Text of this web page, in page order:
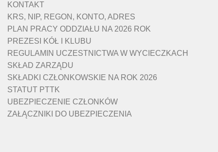
KONTAKT
KRS, NIP, REGON, KONTO, ADRES
PLAN PRACY ODDZIAŁU NA 2026 ROK
PREZESI KÓŁ I KLUBU
REGULAMIN UCZESTNICTWA W WYCIECZKACH
SKŁAD ZARZĄDU
SKŁADKI CZŁONKOWSKIE NA ROK 2026
STATUT PTTK
UBEZPIECZENIE CZŁONKÓW
ZAŁĄCZNIKI DO UBEZPIECZENIA